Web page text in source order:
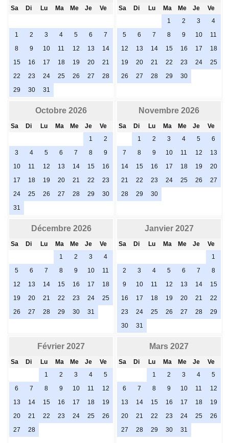
Sa Di Lu Ma Me Je Ve
1 2 3 4 5 6
7
8
9 10 11 12 13
14
15
16 17 18 19 20
21
22
23 24 25 26 27
28
29
30 31
Sa Di Lu Ma Me Je
Ve
1
2 3
4
5
6 7 8 9 10
11
12
13 14 15 16 17
18
19
20 21 22 23 24
25
26
27 28 29 30
Octobre 2026
Sa Di Lu Ma Me Je
Ve
1
2
3
4 5 6 7 8
9
10
11 12 13 14 15
16
17
18 19 20 21 22
23
24
25 26 27 28 29
30
31
Novembre 2026
Sa Di Lu Ma Me Je
Ve
1
2 3 4 5
6
7
8 9 10 11 12
13
14
15 16 17 18 19
20
21
22 23 24 25 26
27
28
29 30
Décembre 2026
Sa Di Lu Ma Me Je
Ve
1
2 3
4
5
6 7 8 9 10
11
12
13 14 15 16 17
18
19
20 21 22 23 24
25
26
27 28 29 30 31
Janvier 2027
Sa Di Lu Ma Me Je
Ve
1
2
3 4 5 6 7
8
9
10 11 12 13 14
15
16
17 18 19 20 21
22
23
24 25 26 27 28
29
30
31
Février 2027
Sa Di Lu Ma Me Je
Ve
1
2 3 4
5
6
7 8 9 10 11
12
13
14 15 16 17 18
19
20
21 22 23 24 25
26
27
28
Mars 2027
Sa Di Lu Ma Me Je
Ve
1
2 3 4
5
6
7 8 9 10 11
12
13
14 15 16 17 18
19
20
21 22 23 24 25
26
27
28 29 30 31